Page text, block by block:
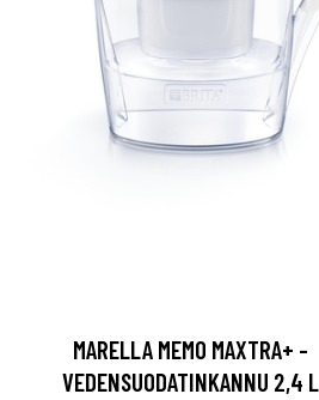
MARELLA MEMO MAXTRA+ -
VEDENSUODATINKANNU 2,4 L